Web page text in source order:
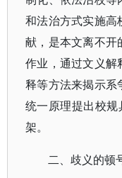
和法治方式实施高
献，是本文离不开
作业，通过文义解
释等方法来揭示系
统一原理提出校规
架。
二、歧义的顿